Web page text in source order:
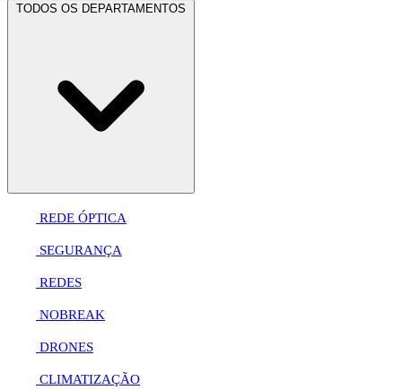
TODOS OS DEPARTAMENTOS
REDE ÓPTICA
SEGURANÇA
REDES
NOBREAK
DRONES
CLIMATIZAÇÃO